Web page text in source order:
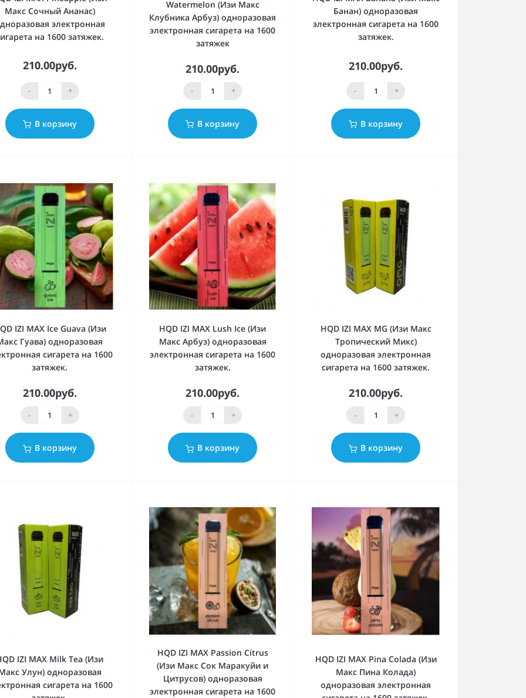
Макс Сочный Ананас)
электронная
на 1600 затяжек.
210.00руб.
- +
В корзину
Watermelon (Изи Макс
Клубника Арбуз) одноразовая
электронная сигарета на 1600
затяжек
210.00руб.
- +
В корзину
Банан) одноразовая
электронная сигарета на 1600
затяжек.
210.00руб.
- +
В корзину
IZI MAX Ice Guava (Изи
Гуава) одноразовая
сигарета на 1600
затяжек.
210.00руб.
- +
В корзину
HQD IZI MAX Lush Ice (Изи
Макс Арбуз) одноразовая
электронная сигарета на 1600
затяжек.
210.00руб.
- +
В корзину
HQD IZI MAX MG (Изи Макс
Тропический Микс)
одноразовая электронная
сигарета на 1600 затяжек.
210.00руб.
- +
В корзину
IZI MAX Milk Tea (Изи
Улун) одноразовая
сигарета на 1600
HQD IZI MAX Passion Citrus
(Изи Макс Сок Маракуйи и
Цитрусов) одноразовая
электронная сигарета на 1600
HQD IZI MAX Pina Colada (Изи
Макс Пина Колада)
одноразовая электронная